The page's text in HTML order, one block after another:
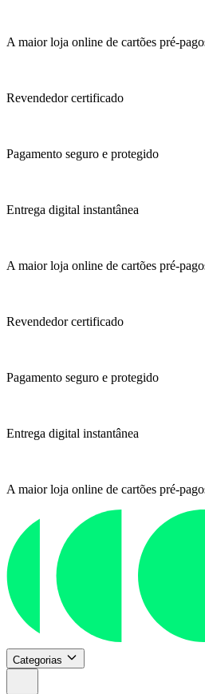
A maior loja online de cartões pré-
Revendedor certificado
Pagamento seguro e protegido
Entrega digital instantânea
A maior loja online de cartões pré-
Revendedor certificado
Pagamento seguro e protegido
Entrega digital instantânea
A maior loja online de cartões pré-
Categorias